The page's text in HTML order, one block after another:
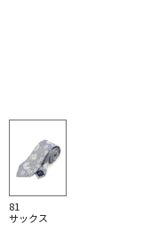
81
サックス